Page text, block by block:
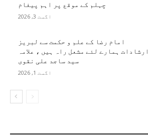
چہلم کے موقع پر اہم پیغام
اگست 3, 2026
امام رضا کے علم و حکمت سے لبریز
ارشادات ہمارے لئے مشعل راہ ہیں ، علامہ
سید ساجد علی نقوی
اگست 1, 2026